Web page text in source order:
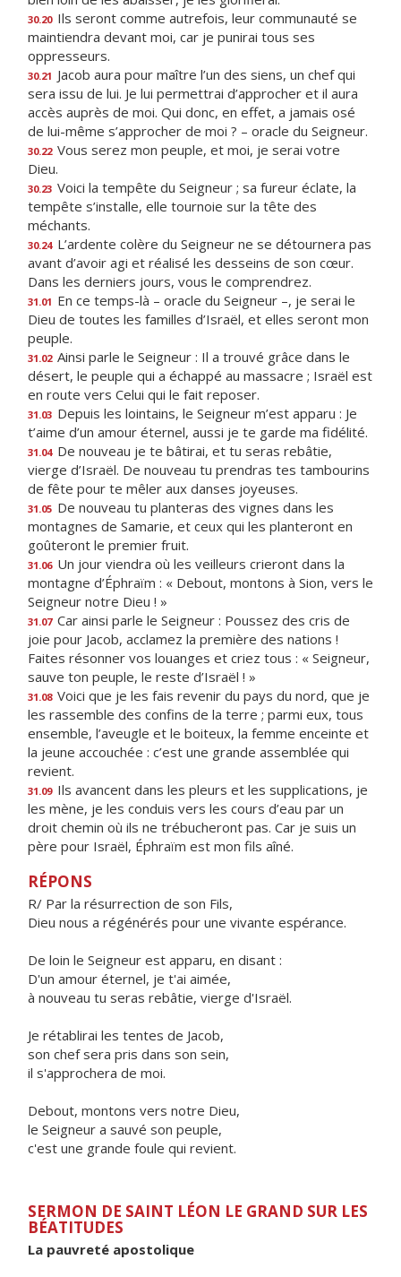
30.20 Ils seront comme autrefois, leur communauté se
maintiendra devant moi, car je punirai tous ses
oppresseurs.
30.21 Jacob aura pour maître l’un des siens, un chef qui
sera issu de lui. Je lui permettrai d’approcher et il aura
accès auprès de moi. Qui donc, en effet, a jamais osé
de lui-même s’approcher de moi ? – oracle du Seigneur.
30.22 Vous serez mon peuple, et moi, je serai votre
Dieu.
30.23 Voici la tempête du Seigneur ; sa fureur éclate, la
tempête s’installe, elle tournoie sur la tête des
méchants.
30.24 L’ardente colère du Seigneur ne se détournera pas
avant d’avoir agi et réalisé les desseins de son cœur.
Dans les derniers jours, vous le comprendrez.
31.01 En ce temps-là – oracle du Seigneur –, je serai le
Dieu de toutes les familles d’Israël, et elles seront mon
peuple.
31.02 Ainsi parle le Seigneur : Il a trouvé grâce dans le
désert, le peuple qui a échappé au massacre ; Israël est
en route vers Celui qui le fait reposer.
31.03 Depuis les lointains, le Seigneur m’est apparu : Je
t’aime d’un amour éternel, aussi je te garde ma fidélité.
31.04 De nouveau je te bâtirai, et tu seras rebâtie,
vierge d’Israël. De nouveau tu prendras tes tambourins
de fête pour te mêler aux danses joyeuses.
31.05 De nouveau tu planteras des vignes dans les
montagnes de Samarie, et ceux qui les planteront en
goûteront le premier fruit.
31.06 Un jour viendra où les veilleurs crieront dans la
montagne d’Éphraïm : « Debout, montons à Sion, vers le
Seigneur notre Dieu ! »
31.07 Car ainsi parle le Seigneur : Poussez des cris de
joie pour Jacob, acclamez la première des nations !
Faites résonner vos louanges et criez tous : « Seigneur,
sauve ton peuple, le reste d’Israël ! »
31.08 Voici que je les fais revenir du pays du nord, que je
les rassemble des confins de la terre ; parmi eux, tous
ensemble, l’aveugle et le boiteux, la femme enceinte et
la jeune accouchée : c’est une grande assemblée qui
revient.
31.09 Ils avancent dans les pleurs et les supplications, je
les mène, je les conduis vers les cours d’eau par un
droit chemin où ils ne trébucheront pas. Car je suis un
père pour Israël, Éphraïm est mon fils aîné.
RÉPONS
R/ Par la résurrection de son Fils,
Dieu nous a régénérés pour une vivante espérance.
De loin le Seigneur est apparu, en disant :
D'un amour éternel, je t'ai aimée,
à nouveau tu seras rebâtie, vierge d'Israël.
Je rétablirai les tentes de Jacob,
son chef sera pris dans son sein,
il s'approchera de moi.
Debout, montons vers notre Dieu,
le Seigneur a sauvé son peuple,
c'est une grande foule qui revient.
SERMON DE SAINT LÉON LE GRAND SUR LES
BÉATITUDES
La pauvreté apostolique